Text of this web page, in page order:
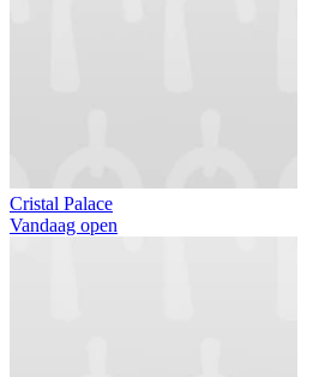
Cristal Palace
Vandaag open